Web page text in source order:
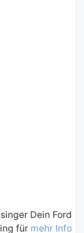
Dein Ford
für mehr Info